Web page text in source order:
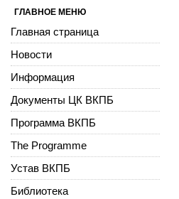
ГЛАВНОЕ МЕНЮ
Главная страница
Новости
Информация
Документы ЦК ВКПБ
Программа ВКПБ
The Programme
Устав ВКПБ
Библиотека